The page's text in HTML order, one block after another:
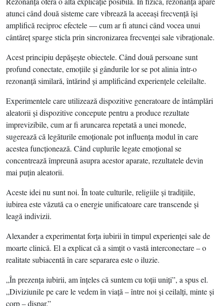
atunci când două sisteme care vibrează la aceeaşi frecvenţă îşi
amplifică reciproc efectele — cum ar fi atunci când vocea unui
cântăreţ sparge sticla prin sincronizarea frecvenţei sale vibraţionale.
Acest principiu depăşeşte obiectele. Când două persoane sunt
profund conectate, emoţiile şi gândurile lor se pot alinia într-o
rezonanţă similară, întărind şi amplificând experienţele celeilalte.
Experimentele care utilizează dispozitive generatoare de întâmplări
aleatorii şi dispozitive concepute pentru a produce rezultate
imprevizibile, cum ar fi aruncarea repetată a unei monede,
sugerează că legăturile emoţionale pot influenţa modul în care
acestea funcţionează. Când cuplurile legate emoţional se
concentrează împreună asupra acestor aparate, rezultatele devin
mai puţin aleatorii.
Aceste idei nu sunt noi. În toate culturile, religiile şi tradiţiile,
iubirea este văzută ca o energie unificatoare care transcende şi
leagă indivizii.
Alexander a experimentat forţa iubirii în timpul experienţei sale de
moarte clinică. El a explicat că a simţit o vastă interconectare – o
realitate subiacentă în care separarea este o iluzie.
„În prezenţa iubirii, am înţeles că suntem cu toţii uniţi”, a spus el.
„Diviziunile pe care le vedem în viaţă – între noi şi ceilalţi, minte şi
corp – dispar.”